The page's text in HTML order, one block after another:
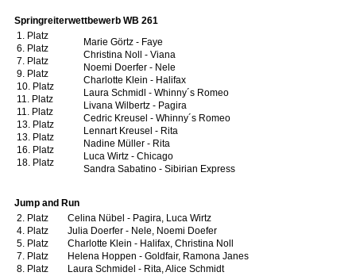
Springreiterwettbewerb WB 261
1. Platz
6. Platz
7. Platz
9. Platz
10. Platz
11. Platz
11. Platz
13. Platz
13. Platz
16. Platz
18. Platz
Marie Görtz - Faye
Christina Noll - Viana
Noemi Doerfer - Nele
Charlotte Klein - Halifax
Laura Schmidl - Whinny´s Romeo
Livana Wilbertz - Pagira
Cedric Kreusel - Whinny´s Romeo
Lennart Kreusel - Rita
Nadine Müller - Rita
Luca Wirtz - Chicago
Sandra Sabatino - Sibirian Express
Jump and Run
2. Platz
4. Platz
5. Platz
7. Platz
8. Platz
Celina Nübel - Pagira, Luca Wirtz
Julia Doerfer - Nele, Noemi Doefer
Charlotte Klein - Halifax, Christina Noll
Helena Hoppen - Goldfair, Ramona Janes
Laura Schmidel - Rita, Alice Schmidt